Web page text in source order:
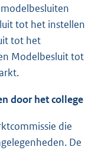
tot het instellen
tot het
Modelbesluit tot
door het college
die
De